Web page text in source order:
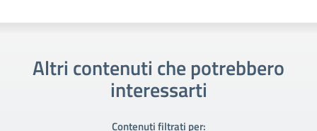
Altri contenuti che potrebbero
interessarti
Contenuti filtrati per: